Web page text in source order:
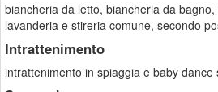
biancheria da letto, biancheria da
lavanderia e stireria comune, secondo
Intrattenimento
intrattenimento in spiaggia e baby dance